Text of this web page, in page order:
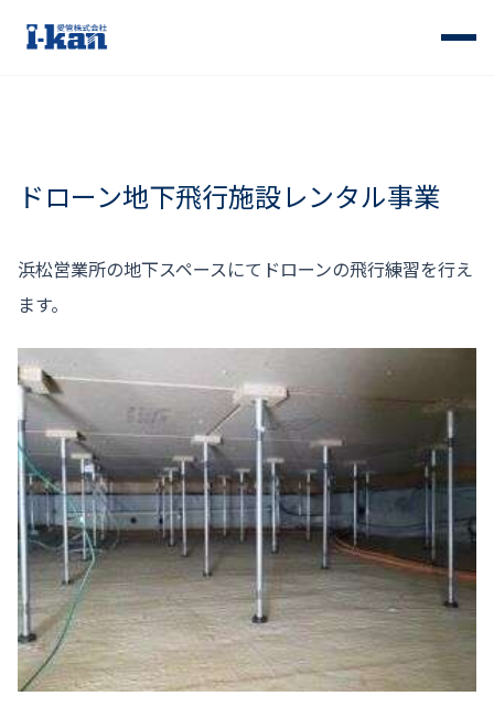
ドローン地下飛行施設レンタル事業
浜松営業所の地下スペースにてドローンの飛行練習を行え
ます。